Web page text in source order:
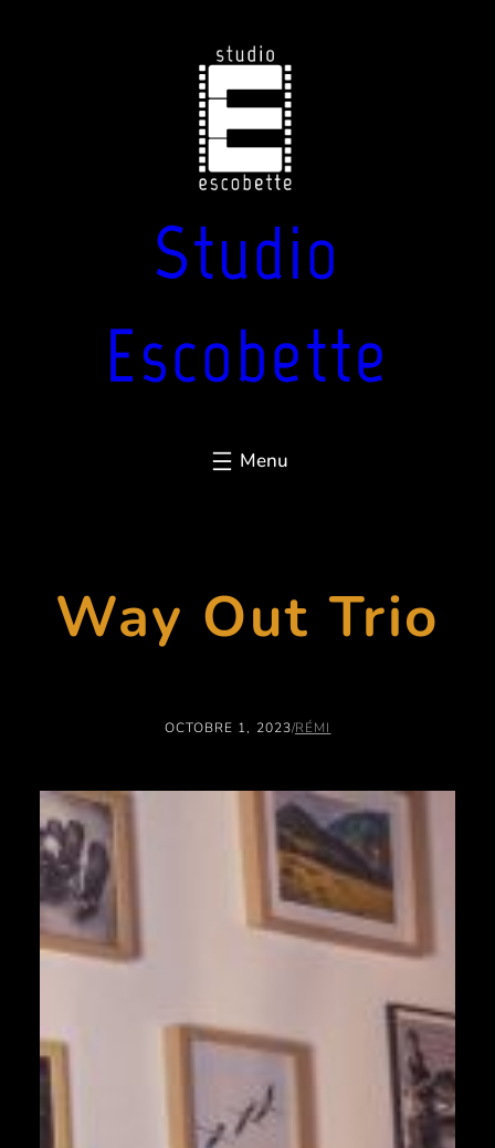
Studio
Escobette
Way Out Trio
OCTOBRE 1, 2023/RÉMI